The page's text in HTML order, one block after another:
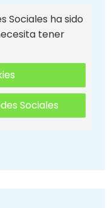
Sociales ha sido
tener
Sociales